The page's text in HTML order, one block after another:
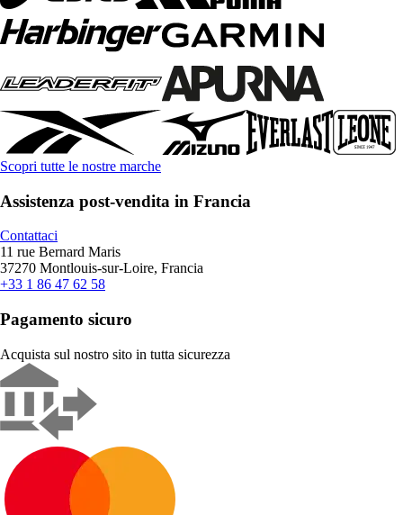
Scopri tutte le nostre marche
Assistenza post-vendita in Francia
Contattaci
11 rue Bernard Maris
37270 Montlouis-sur-Loire, Francia
+33 1 86 47 62 58
Pagamento sicuro
Acquista sul nostro sito in tutta sicurezza